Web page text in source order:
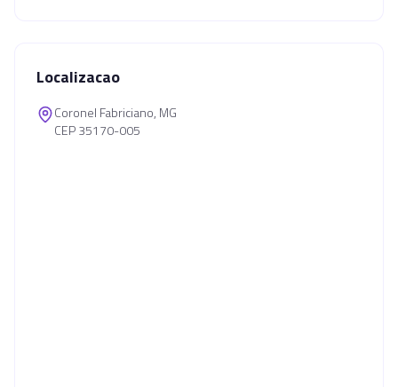
Localizacao
Coronel Fabriciano, MG
CEP 35170-005